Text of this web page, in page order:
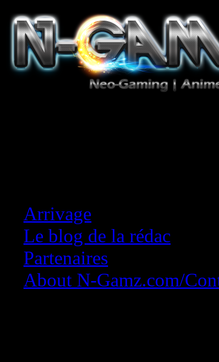
Arrivage
Le blog de la rédac
Partenaires
About N-Gamz.com/